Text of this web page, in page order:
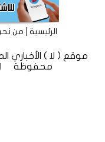
الرئيسية|من
محفوظة